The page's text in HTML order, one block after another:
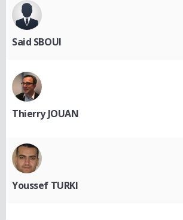
Said SBOUI
Thierry JOUAN
Youssef TURKI